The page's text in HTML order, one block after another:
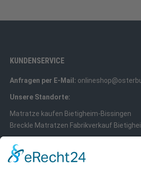
KUNDENSERVICE
Anfragen per E-Mail:
Unsere Standorte:
Matratze kaufen Bietigheim-Bissingen
Breckle Matratzen Fabrikverkauf